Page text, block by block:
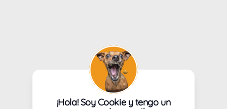
¡Hola! Soy Cookie y tengo un